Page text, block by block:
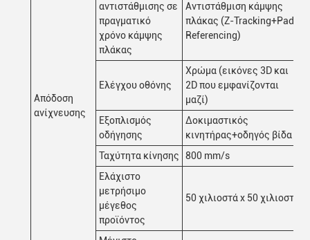
Απόδοση
ανίχνευσης
αντιστάθμισης σε
πραγματικό
χρόνο κάμψης
πλάκας
Αντιστάθμιση κάμψης
πλάκας (Z-Tracking+Pad
Referencing)
Ελέγχου οθόνης
Χρώμα (εικόνες 3D και
2D που εμφανίζονται
μαζί)
Εξοπλισμός
οδήγησης
Δοκιμαστικός
κινητήρας+οδηγός βίδα
Ταχύτητα κίνησης
800 mm/s
Ελάχιστο
μετρήσιμο
μέγεθος
προϊόντος
50 χιλιοστά x 50 χιλιοστά